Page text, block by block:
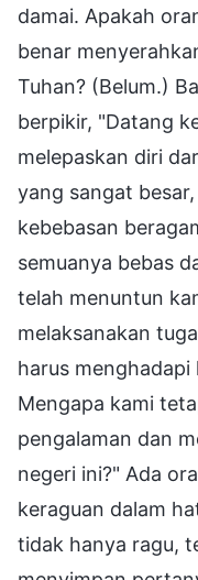
damai. Apakah
benar
Tuhan? (Belum.)
berpikir, "Datang
melepaskan diri
yang sangat
kebebasan
semuanya bebas
telah menuntun
melaksanakan
harus menghadapi
Mengapa kami
pengalaman dan
negeri ini?" Ada
keraguan dalam
tidak hanya ragu,